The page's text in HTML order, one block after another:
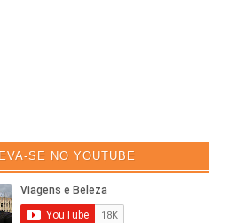
SE NO YOUTUBE